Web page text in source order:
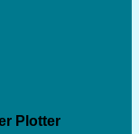
Plotter